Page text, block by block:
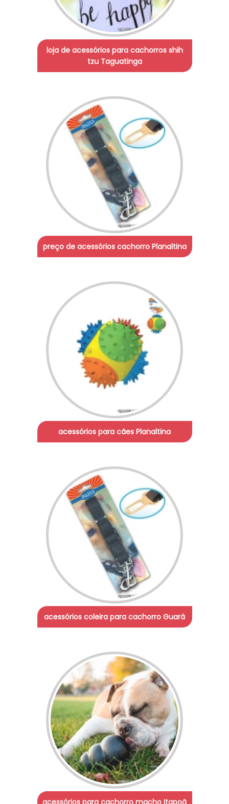
loja de acessórios para cachorros shih
tzu Taguatinga
preço de acessórios cachorro Planaltina
acessórios para cães Planaltina
acessórios coleira para cachorro Guará